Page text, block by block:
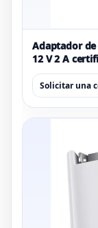
Adaptador de
12 V 2 A
de 100-240
Solicitar una